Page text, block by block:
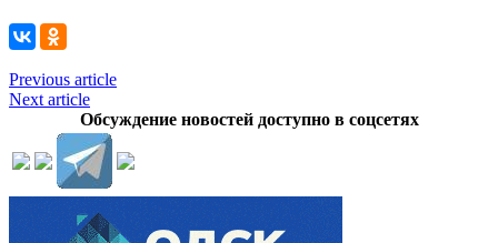
Previous article
Next article
Обсуждение новостей доступно в соцсетях